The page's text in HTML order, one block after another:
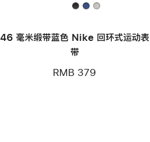
46 毫米缎带蓝色 Nike 回环式运动表
带
RMB 379